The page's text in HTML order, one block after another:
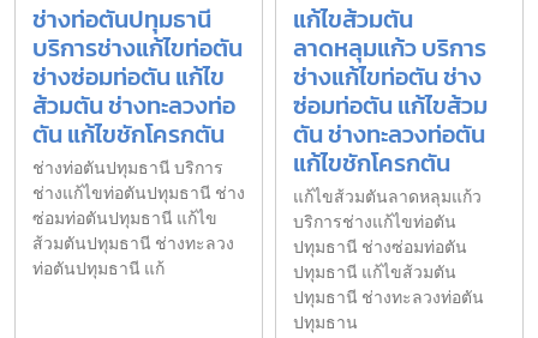
ช่างท่อตันปทุมธานี
บริการช่างแก้ไขท่อตัน
ช่างซ่อมท่อตัน แก้ไข
ส้วมตัน ช่างทะลวงท่อ
ตัน แก้ไขชักโครกตัน
ช่างท่อตันปทุมธานี บริการ
ช่างแก้ไขท่อตันปทุมธานี ช่าง
ซ่อมท่อตันปทุมธานี แก้ไข
ส้วมตันปทุมธานี ช่างทะลวง
ท่อตันปทุมธานี แก้
แก้ไขส้วมตัน
ลาดหลุมแก้ว บริการ
ช่างแก้ไขท่อตัน ช่าง
ซ่อมท่อตัน แก้ไขส้วม
ตัน ช่างทะลวงท่อตัน
แก้ไขชักโครกตัน
แก้ไขส้วมตันลาดหลุมแก้ว
บริการช่างแก้ไขท่อตัน
ปทุมธานี ช่างซ่อมท่อตัน
ปทุมธานี แก้ไขส้วมตัน
ปทุมธานี ช่างทะลวงท่อตัน
ปทุมธาน